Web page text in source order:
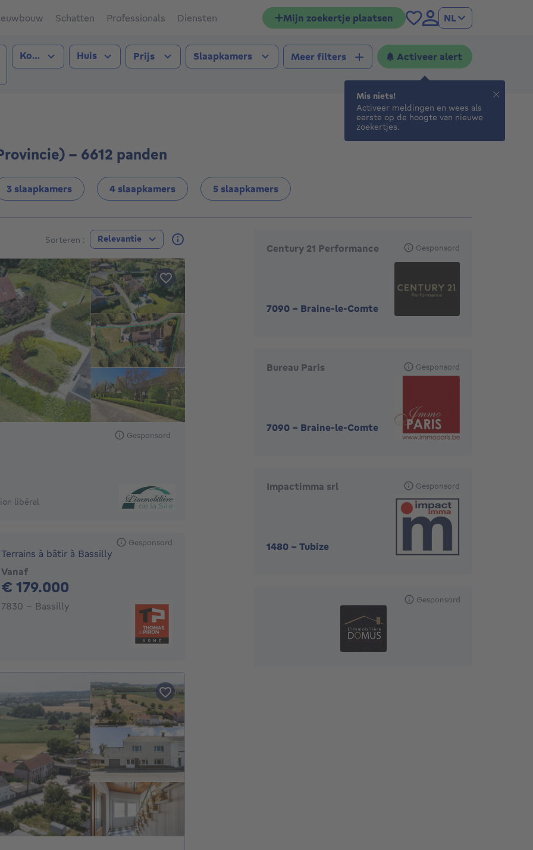
Schatten Professionals Diensten Mijn zoekertje plaatsen NL
(Provincie))
Type transactie
Kopen Type pand
Huis Prijs Slaapkamers Meer filters Activeer alert
- 6612 panden
3 slaapkamers 4 slaapkamers 5 slaapkamers
Sorteren : Relevantie
Gesponsord
libéral
Gesponsord
Terrains à bâtir à Bassilly
Vanaf
€ 179.000
7830 - Bassilly
Aanbevolen agentschappen
Century 21 Performance
7090 - Braine-le-Comte
Gesponsord
Bureau Paris
7090 - Braine-le-Comte
Gesponsord
Impactimma srl
1480 - Tubize
Gesponsord
Gesponsord
Mis niets!
Activeer meldingen en wees als
eerste op de hoogte van nieuwe
zoekertjes.